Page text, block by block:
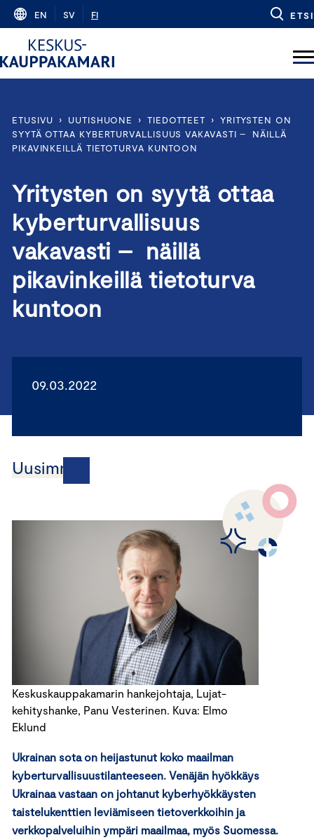
Skip
content
EN SV FI ETSI
ETUSIVU › UUTISHUONE › TIEDOTTEET › YRITYSTEN ON
SYYTÄ OTTAA KYBERTURVALLISUUS VAKAVASTI – NÄILLÄ
PIKAVINKEILLÄ TIETOTURVA KUNTOON
Yritysten on syytä ottaa
kyberturvallisuus
vakavasti – näillä
pikavinkeillä tietoturva
kuntoon
09.03.2022
Uusimmat
Keskuskauppakamarin hankejohtaja, Lujat-
kehityshanke, Panu Vesterinen. Kuva: Elmo
Eklund
Ukrainan sota on heijastunut koko maailman
kyberturvallisuustilanteeseen. Venäjän hyökkäys
Ukrainaa vastaan ​​on johtanut kyberhyökkäysten
taistelukenttien leviämiseen tietoverkkoihin ja
verkkopalveluihin ympäri maailmaa, myös Suomessa.